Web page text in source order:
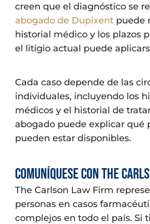
creen que el diagnóstico se
abogado de Dupixent puede
historial médico y los plazos
el litigio actual puede
Cada caso depende de las
individuales, incluyendo los
médicos y el historial de
abogado puede explicar qué
pueden estar disponibles.
Comuníquese con The
The Carlson Law Firm
personas en casos
complejos en todo el país. Si